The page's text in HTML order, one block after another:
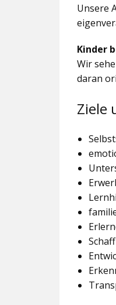
Unsere
Kinder
Wir
daran
Ziele